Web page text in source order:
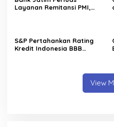
Layanan Remitansi PMI,
S&P Pertahankan Rating
Kredit Indonesia BBB
View